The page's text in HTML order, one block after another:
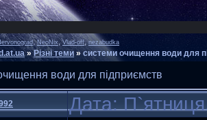
,NeoNix,Vlad-off,nezabudka
» Різні теми » системи очищення води для
води для підприємств
Дата: